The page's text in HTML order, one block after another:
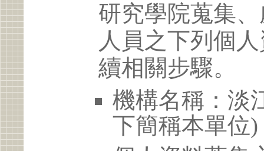
研究學院蒐集
人員之下列個
續相關步驟。
機構名稱：淡
下簡稱本單位)